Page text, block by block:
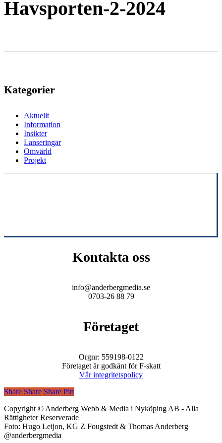
Havsporten-2-2024
Kategorier
Aktuellt
Information
Insikter
Lanseringar
Omvärld
Projekt
Kontakta oss
info@anderbergmedia.se
0703-26 88 79
Företaget
Orgnr: 559198-0122
Företaget är godkänt för F-skatt
Vår integritetspolicy
Share
Share Share Share Pin
Copyright © Anderberg Webb & Media i Nyköping AB - Alla
Rättigheter Reserverade
Foto: Hugo Leijon, KG Z Fougstedt & Thomas Anderberg
@anderbergmedia